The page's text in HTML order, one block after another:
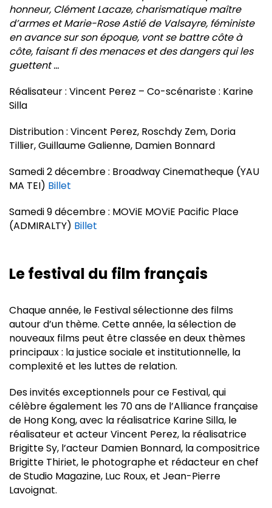
honneur, Clément Lacaze, charismatique maître
d’armes et Marie-Rose Astié de Valsayre, féministe
en avance sur son époque, vont se battre côte à
côte, faisant fi des menaces et des dangers qui les
guettent …
Réalisateur : Vincent Perez – Co-scénariste : Karine
Silla
Distribution : Vincent Perez, Roschdy Zem, Doria
Tillier, Guillaume Galienne, Damien Bonnard
Samedi 2 décembre : Broadway Cinematheque (YAU
MA TEI) Billet
Samedi 9 décembre : MOViE MOViE Pacific Place
(ADMIRALTY) Billet
Le festival du film français
Chaque année, le Festival sélectionne des films
autour d’un thème. Cette année, la sélection de
nouveaux films peut être classée en deux thèmes
principaux : la justice sociale et institutionnelle, la
complexité et les luttes de relation.
Des invités exceptionnels pour ce Festival, qui
célèbre également les 70 ans de l’Alliance française
de Hong Kong, avec la réalisatrice Karine Silla, le
réalisateur et acteur Vincent Perez, la réalisatrice
Brigitte Sy, l’acteur Damien Bonnard, la compositrice
Brigitte Thiriet, le photographe et rédacteur en chef
de Studio Magazine, Luc Roux, et Jean-Pierre
Lavoignat.